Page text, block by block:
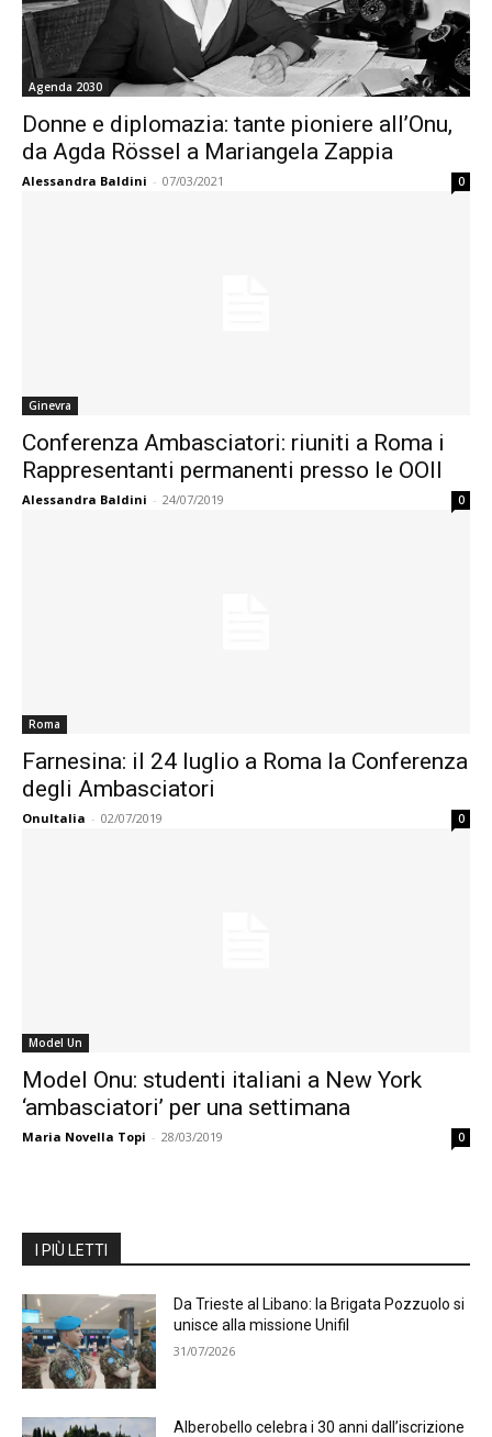
Agenda 2030
Donne e diplomazia: tante pioniere all’Onu,
da Agda Rössel a Mariangela Zappia
Alessandra Baldini - 07/03/2021 0
Ginevra
Conferenza Ambasciatori: riuniti a Roma i
Rappresentanti permanenti presso le OOII
Alessandra Baldini - 24/07/2019 0
Roma
Farnesina: il 24 luglio a Roma la Conferenza
degli Ambasciatori
OnuItalia - 02/07/2019 0
Model Un
Model Onu: studenti italiani a New York
‘ambasciatori’ per una settimana
Maria Novella Topi - 28/03/2019 0
I PIÙ LETTI
Da Trieste al Libano: la Brigata Pozzuolo si
unisce alla missione Unifil
31/07/2026
Alberobello celebra i 30 anni dall’iscrizione